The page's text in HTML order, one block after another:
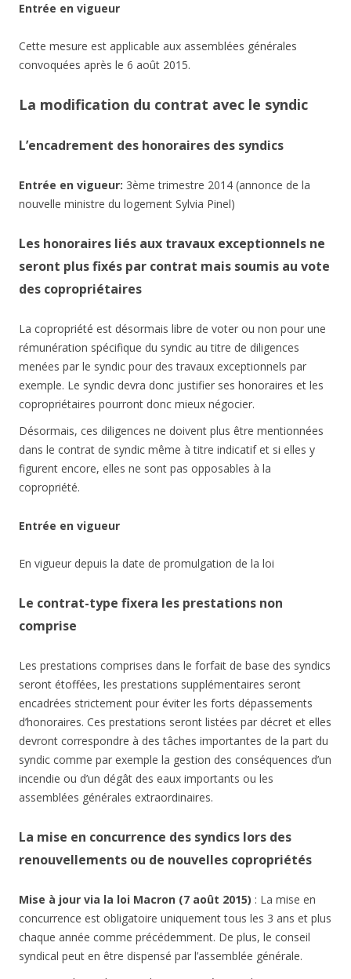
Entrée en vigueur
Cette mesure est applicable aux assemblées générales
convoquées après le 6 août 2015.
La modification du contrat avec le syndic
L’encadrement des honoraires des syndics
Entrée en vigueur: 3ème trimestre 2014 (annonce de la
nouvelle ministre du logement Sylvia Pinel)
Les honoraires liés aux travaux exceptionnels ne
seront plus fixés par contrat mais soumis au vote
des copropriétaires
La copropriété est désormais libre de voter ou non pour une
rémunération spécifique du syndic au titre de diligences
menées par le syndic pour des travaux exceptionnels par
exemple. Le syndic devra donc justifier ses honoraires et les
copropriétaires pourront donc mieux négocier.
Désormais, ces diligences ne doivent plus être mentionnées
dans le contrat de syndic même à titre indicatif et si elles y
figurent encore, elles ne sont pas opposables à la
copropriété.
Entrée en vigueur
En vigueur depuis la date de promulgation de la loi
Le contrat-type fixera les prestations non
comprise
Les prestations comprises dans le forfait de base des syndics
seront étoffées, les prestations supplémentaires seront
encadrées strictement pour éviter les forts dépassements
d’honoraires. Ces prestations seront listées par décret et elles
devront correspondre à des tâches importantes de la part du
syndic comme par exemple la gestion des conséquences d’un
incendie ou d’un dégât des eaux importants ou les
assemblées générales extraordinaires.
La mise en concurrence des syndics lors des
renouvellements ou de nouvelles copropriétés
Mise à jour via la loi Macron (7 août 2015) : La mise en
concurrence est obligatoire uniquement tous les 3 ans et plus
chaque année comme précédemment. De plus, le conseil
syndical peut en être dispensé par l’assemblée générale.